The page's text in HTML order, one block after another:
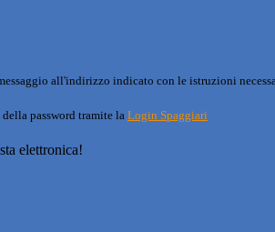
all'indirizzo indicato con le istruzioni
password tramite la Login Spaggiari
elettronica!